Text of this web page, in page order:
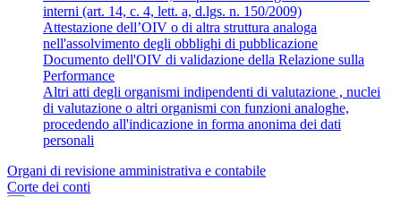
interni (art. 14, c. 4, lett. a, d.lgs. n. 150/2009)
Attestazione dell’OIV o di altra struttura analoga
nell'assolvimento degli obblighi di pubblicazione
Documento dell'OIV di validazione della Relazione sulla
Performance
Altri atti degli organismi indipendenti di valutazione , nuclei
di valutazione o altri organismi con funzioni analoghe,
procedendo all'indicazione in forma anonima dei dati
personali
Organi di revisione amministrativa e contabile
Corte dei conti